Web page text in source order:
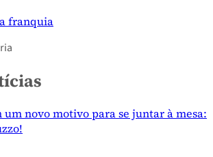
franquia
um novo motivo para se juntar à mesa: